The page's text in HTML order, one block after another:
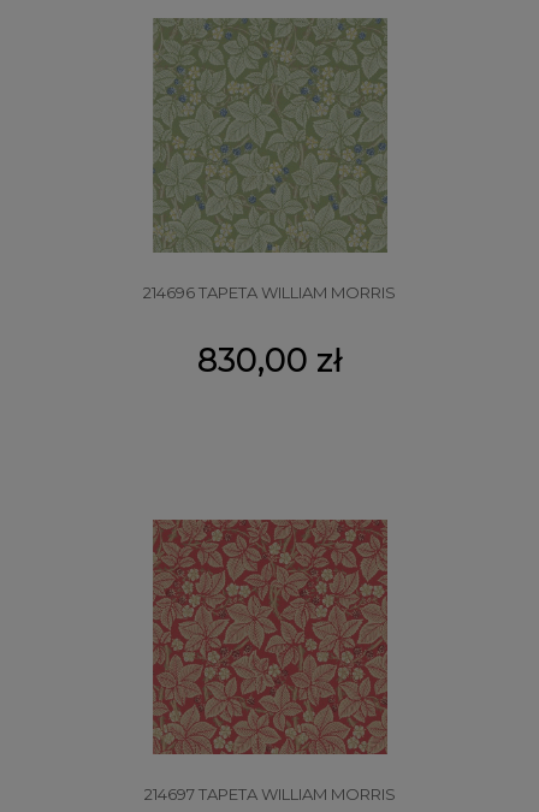
214696 TAPETA WILLIAM MORRIS
830,00 zł
214697 TAPETA WILLIAM MORRIS